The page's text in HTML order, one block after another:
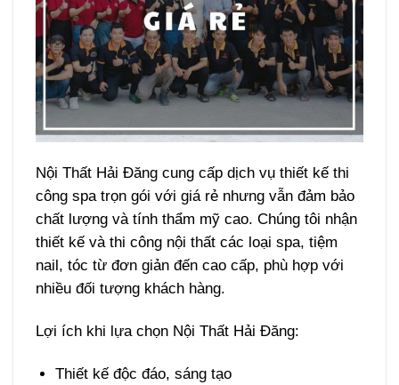
Nội Thất Hải Đăng cung cấp dịch vụ thiết kế thi
công spa trọn gói với giá rẻ nhưng vẫn đảm bảo
chất lượng và tính thẩm mỹ cao. Chúng tôi nhận
thiết kế và thi công nội thất các loại spa, tiệm
nail, tóc từ đơn giản đến cao cấp, phù hợp với
nhiều đối tượng khách hàng.
Lợi ích khi lựa chọn Nội Thất Hải Đăng:
Thiết kế độc đáo, sáng tạo